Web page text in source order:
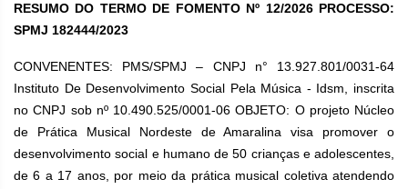
RESUMO DO TERMO DE FOMENTO Nº 12/2026 PROCESSO:
SPMJ 182444/2023
CONVENENTES: PMS/SPMJ – CNPJ n° 13.927.801/0031-64
Instituto De Desenvolvimento Social Pela Música - Idsm, inscrita
no CNPJ sob nº 10.490.525/0001-06 OBJETO: O projeto Núcleo
de Prática Musical Nordeste de Amaralina visa promover o
desenvolvimento social e humano de 50 crianças e adolescentes,
de 6 a 17 anos, por meio da prática musical coletiva atendendo